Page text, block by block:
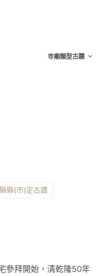
寺廟類型古蹟
縣(市)定古蹟
參拜開始，清乾隆50年